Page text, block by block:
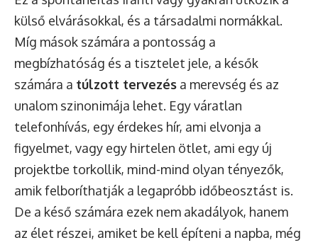
külső elvárásokkal, és a társadalmi normákkal.
Míg mások számára a pontosság a
megbízhatóság és a tisztelet jele, a késők
számára a túlzott tervezés a merevség és az
unalom szinonimája lehet. Egy váratlan
telefonhívás, egy érdekes hír, ami elvonja a
figyelmet, vagy egy hirtelen ötlet, ami egy új
projektbe torkollik, mind-mind olyan tényezők,
amik felboríthatják a legapróbb időbeosztást is.
De a késő számára ezek nem akadályok, hanem
az élet részei, amiket be kell építeni a napba, még